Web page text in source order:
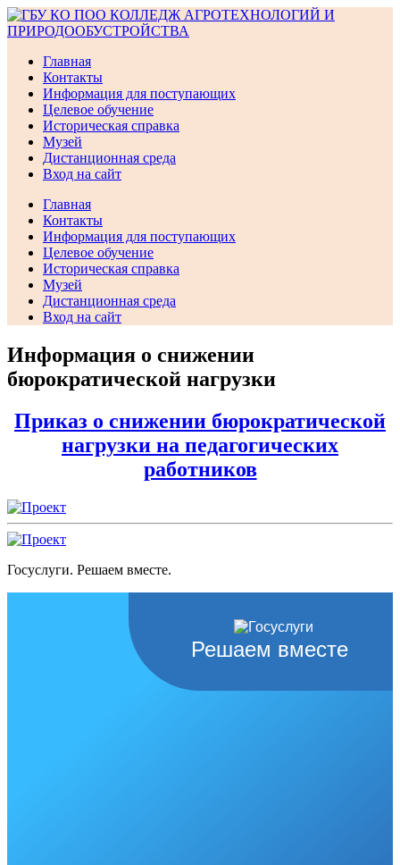
Перейти
к
Главная
Контакты
Информация для поступающих
Целевое обучение
Историческая справка
Музей
Дистанционная среда
Вход на сайт
Главная
Контакты
Информация для поступающих
Целевое обучение
Историческая справка
Музей
Дистанционная среда
Вход на сайт
Информация о снижении
бюрократической нагрузки
Приказ о снижении бюрократической
нагрузки на педагогических
работников
Госуслуги. Решаем вместе.
Решаем вместе